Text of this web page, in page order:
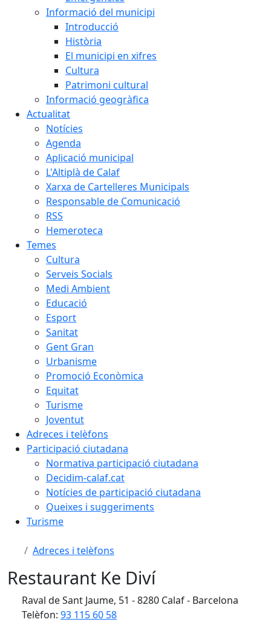
Informació del municipi
Introducció
Història
El municipi en xifres
Cultura
Patrimoni cultural
Informació geogràfica
Actualitat
Notícies
Agenda
Aplicació municipal
L'Altiplà de Calaf
Xarxa de Cartelleres Municipals
Responsable de Comunicació
RSS
Hemeroteca
Temes
Cultura
Serveis Socials
Medi Ambient
Educació
Esport
Sanitat
Gent Gran
Urbanisme
Promoció Econòmica
Equitat
Turisme
Joventut
Adreces i telèfons
Participació ciutadana
Normativa participació ciutadana
Decidim-calaf.cat
Notícies de participació ciutadana
Queixes i suggeriments
Turisme
Adreces i telèfons
Restaurant Ke Diví
Raval de Sant Jaume, 51 - 8280 Calaf - Barcelona
Telèfon: 93 115 60 58